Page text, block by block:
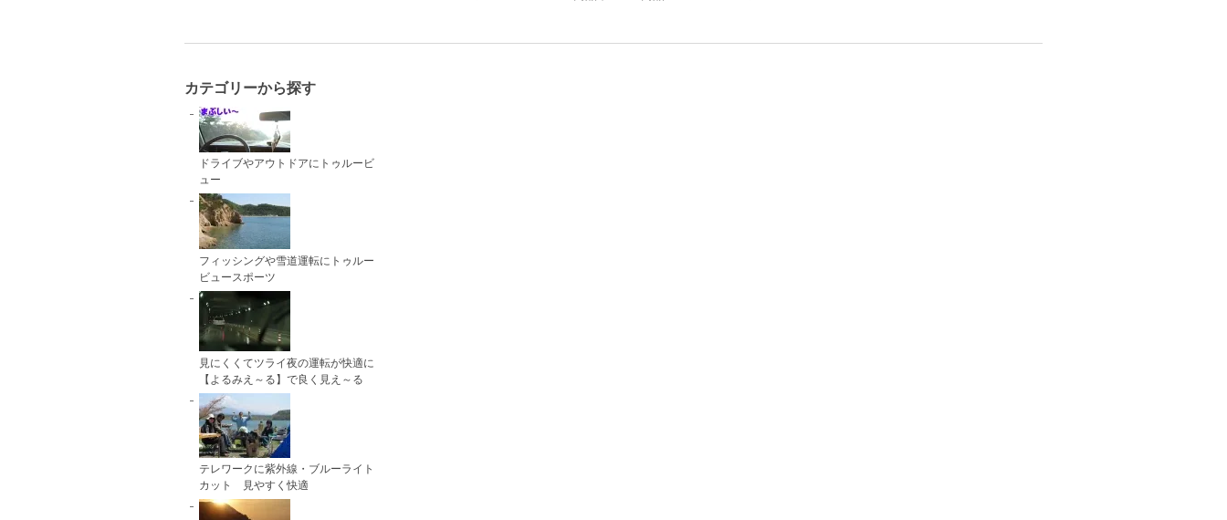
カテゴリーから探す
ドライブやアウトドアにトゥルービ
ュー
フィッシングや雪道運転にトゥルー
ビュースポーツ
見にくくてツライ夜の運転が快適に
【よるみえ～る】で良く見え～る
テレワークに紫外線・ブルーライト
カット 見やすく快適